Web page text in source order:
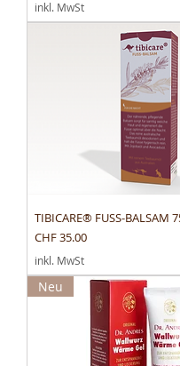
inkl. MwSt
TIBICARE® FUSS-BALSAM
Preis
CHF 35.00
inkl. MwSt
Neu